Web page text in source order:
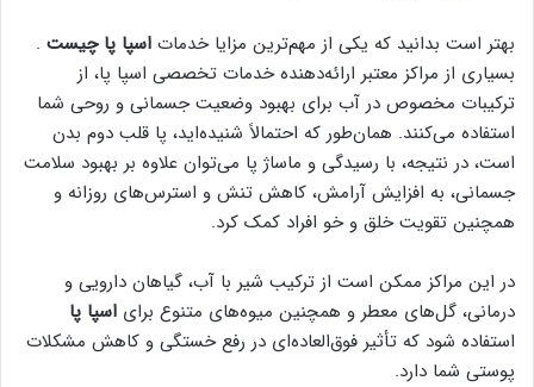
بهتر است بدانید که یکی از مهم‌ترین مزایا خدمات اسپا پا چیست .
بسیاری از مراکز معتبر ارائه‌دهنده خدمات تخصصی اسپا پا، از
ترکیبات مخصوص در آب برای بهبود وضعیت جسمانی و روحی شما
استفاده می‌کنند. همان‌طور که احتمالاً شنیده‌اید، پا قلب دوم بدن
است، در نتیجه، با رسیدگی و ماساژ پا می‌توان علاوه بر بهبود سلامت
جسمانی، به افزایش آرامش، کاهش تنش و استرس‌های روزانه و
همچنین تقویت خلق و خو افراد کمک کرد.
در این مراکز ممکن است از ترکیب شیر با آب، گیاهان دارویی و
درمانی، گل‌های معطر و همچنین میوه‌های متنوع برای اسپا پا
استفاده شود که تأثیر فوق‌العاده‌ای در رفع خستگی و کاهش مشکلات
پوستی شما دارد.